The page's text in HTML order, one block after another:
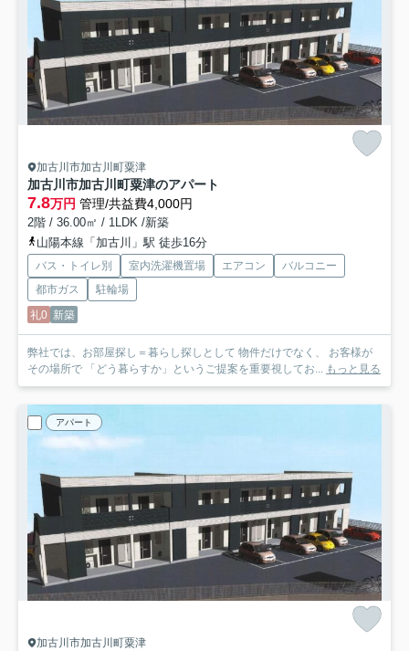
加古川市加古川町粟津
加古川市加古川町粟津のアパート
7.8万円 管理/共益費4,000円
2階 / 36.00㎡ / 1LDK /新築
山陽本線「加古川」駅 徒歩16分
バス・トイレ別 室内洗濯機置場 エアコン
バルコニー
都市ガス
駐輪場
礼0 新築
弊社では、お部屋探し＝暮らし探しとして 物件だけでなく、 お客様が
その場所で 「どう暮らすか」というご提案を重要視してお... もっと見る
アパート
加古川市加古川町粟津